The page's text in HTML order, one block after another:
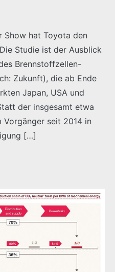
hat Toyota den
Studie ist der Ausblick
Brennstoffzellen-
Zukunft), die ab Ende
Japan, USA und
der insgesamt etwa
Vorgänger seit 2014 in
[…]